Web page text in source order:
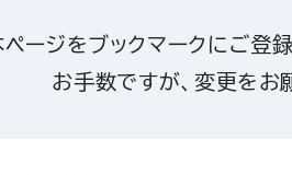
ページをブックマークにご登
お手数ですが、変更をお